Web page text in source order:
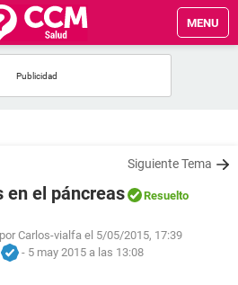
MENU
Siguiente Tema
en el páncreas Resuelto
Carlos-vialfa el 5/05/2015, 17:39
- 5 may 2015 a las 13:08